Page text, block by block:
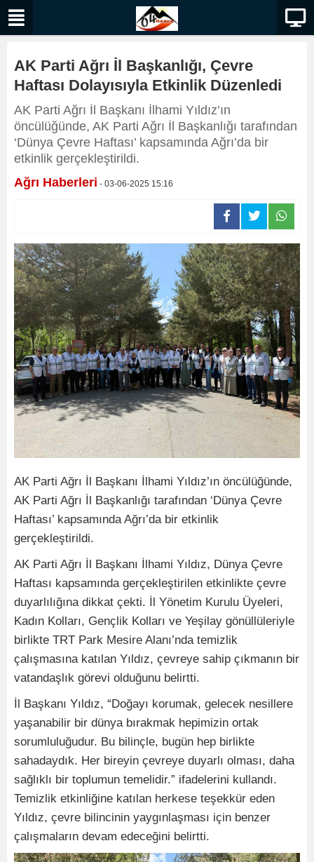
AK Parti Ağrı İl Başkanlığı, Çevre
Haftası Dolayısıyla Etkinlik Düzenledi
AK Parti Ağrı İl Başkanı İlhami Yıldız’ın
öncülüğünde, AK Parti Ağrı İl Başkanlığı tarafından
‘Dünya Çevre Haftası’ kapsamında Ağrı’da bir
etkinlik gerçekleştirildi.
Ağrı Haberleri - 03-06-2025 15:16
AK Parti Ağrı İl Başkanı İlhami Yıldız’ın öncülüğünde,
AK Parti Ağrı İl Başkanlığı tarafından ‘Dünya Çevre
Haftası’ kapsamında Ağrı’da bir etkinlik
gerçekleştirildi.
AK Parti Ağrı İl Başkanı İlhami Yıldız, Dünya Çevre
Haftası kapsamında gerçekleştirilen etkinlikte çevre
duyarlılığına dikkat çekti. İl Yönetim Kurulu Üyeleri,
Kadın Kolları, Gençlik Kolları ve Yeşilay gönüllüleriyle
birlikte TRT Park Mesire Alanı’nda temizlik
çalışmasına katılan Yıldız, çevreye sahip çıkmanın bir
vatandaşlık görevi olduğunu belirtti.
İl Başkanı Yıldız, “Doğayı korumak, gelecek nesillere
yaşanabilir bir dünya bırakmak hepimizin ortak
sorumluluğudur. Bu bilinçle, bugün hep birlikte
sahadaydık. Her bireyin çevreye duyarlı olması, daha
sağlıklı bir toplumun temelidir.” ifadelerini kullandı.
Temizlik etkinliğine katılan herkese teşekkür eden
Yıldız, çevre bilincinin yaygınlaşması için benzer
çalışmaların devam edeceğini belirtti.